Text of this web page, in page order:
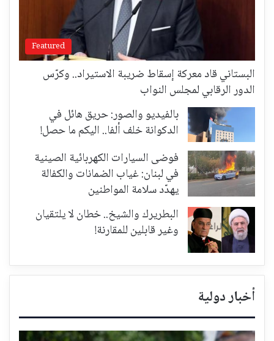
Featured
البستاني قاد معركة إسقاط ضريبة الاستيراد.. وكرّس
الدور الرقابي لمجلس النواب
بالفيديو والصور: حريق هائل في
الدكوانة خلف ألفا.. اليكم ما حصل!
فوضى السيارات الكهربائية الصينية
في لبنان: غياب الضمانات والكفالة
يهدّد سلامة المواطنين
البطريرك والشيخ.. خطان لا يلتقيان
وغير قابلين للمقارنة!
أخبار دولية